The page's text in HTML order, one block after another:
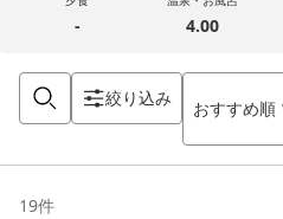
- 4.00
絞り込み おすすめ順
19件